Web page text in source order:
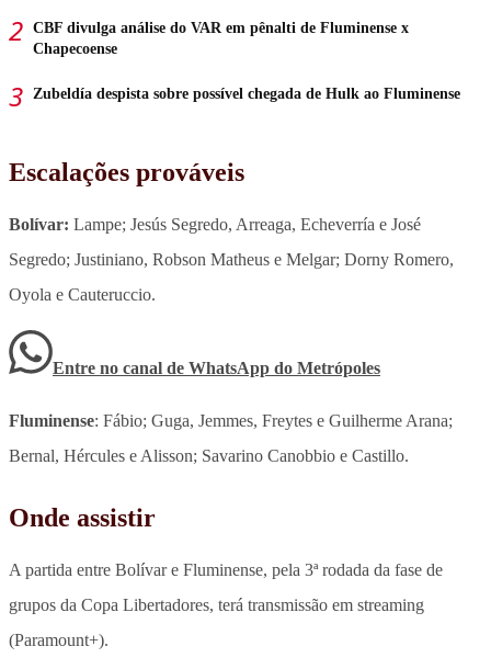
CBF divulga análise do VAR em pênalti de Fluminense x
Chapecoense
Zubeldía despista sobre possível chegada de Hulk ao Fluminense
Escalações prováveis
Bolívar: Lampe; Jesús Segredo, Arreaga, Echeverría e José
Segredo; Justiniano, Robson Matheus e Melgar; Dorny Romero,
Oyola e Cauteruccio.
Entre no canal de WhatsApp do Metrópoles
Fluminense: Fábio; Guga, Jemmes, Freytes e Guilherme Arana;
Bernal, Hércules e Alisson; Savarino Canobbio e Castillo.
Onde assistir
A partida entre Bolívar e Fluminense, pela 3ª rodada da fase de
grupos da Copa Libertadores, terá transmissão em streaming
(Paramount+).